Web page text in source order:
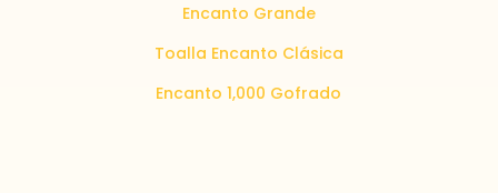
Encanto Grande
Toalla Encanto Clásica
Encanto 1,000 Gofrado